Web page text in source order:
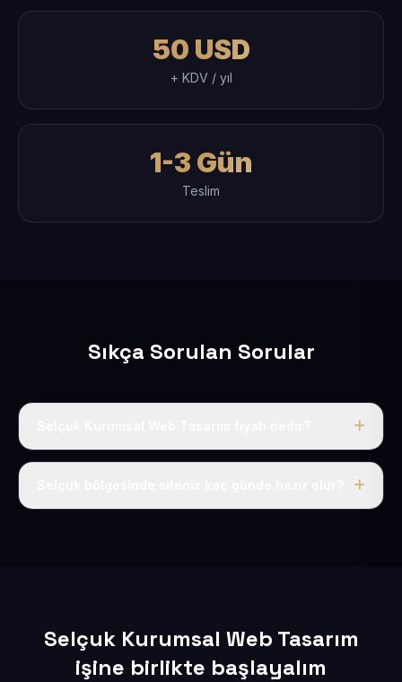
50 USD
+ KDV / yıl
1-3 Gün
Teslim
Sıkça Sorulan Sorular
Tek fiyat uygulanır: yıllık 50 USD + KDV. Bu bedele alan
Selçuk Kurumsal Web Tasarım
işine birlikte başlayalım